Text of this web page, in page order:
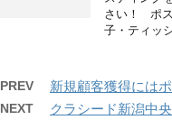
さい！ ポス
子・ティッ
PREV 新規顧客獲得には
NEXT クラシード新潟中